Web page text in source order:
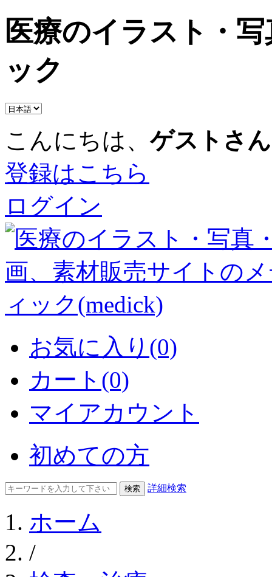
医療のイラスト・
ック
こんにちは、ゲストさん
登録はこちら
ログイン
お気に入り(0)
カート(0)
マイアカウント
初めての方
詳細検索
ホーム
/